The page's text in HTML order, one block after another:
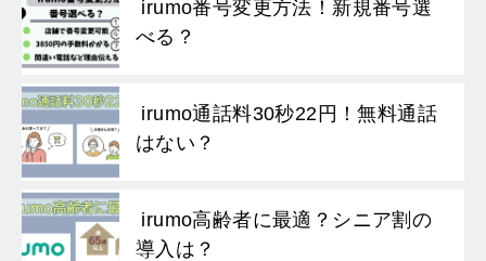
irumo番号変更方法！新規番号選
べる？
irumo通話料30秒22円！無料通話
はない？
irumo高齢者に最適？シニア割の
導入は？